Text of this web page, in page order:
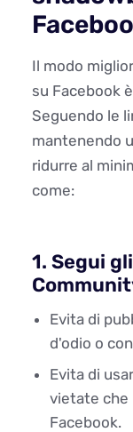
Il modo
su Facebook
Seguendo le
mantenendo
ridurre al
come:
1. Segui
Evita di
d'odio o
Evita di
vietate che
Facebook.